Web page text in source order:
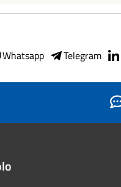
Whatsapp Telegram